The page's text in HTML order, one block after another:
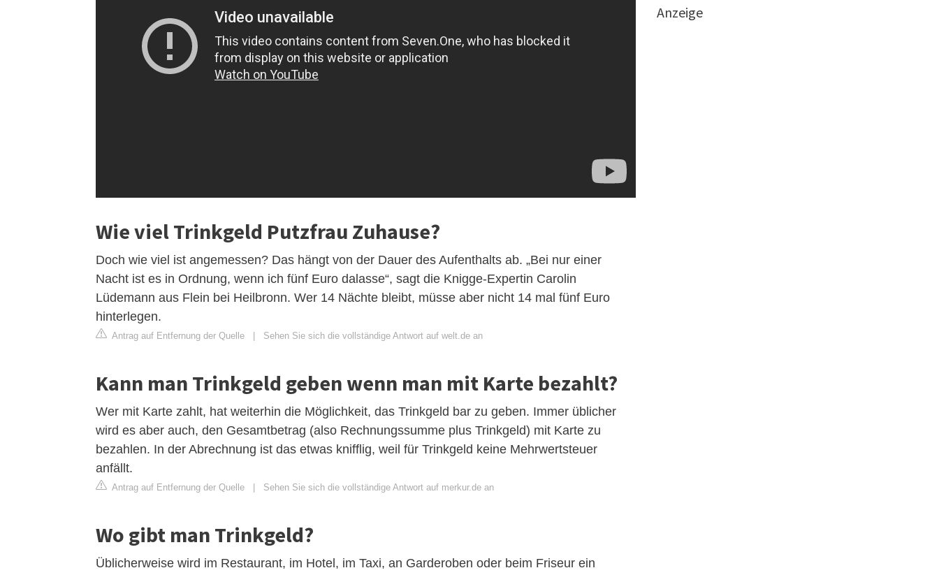
Wie viel Trinkgeld Putzfrau Zuhause?
Doch wie viel ist angemessen? Das hängt von der Dauer des Aufenthalts ab. „Bei nur einer
Nacht ist es in Ordnung, wenn ich fünf Euro dalasse“, sagt die Knigge-Expertin Carolin
Lüdemann aus Flein bei Heilbronn. Wer 14 Nächte bleibt, müsse aber nicht 14 mal fünf Euro
hinterlegen.
Antrag auf Entfernung der Quelle | Sehen Sie sich die vollständige Antwort auf welt.de an
Kann man Trinkgeld geben wenn man mit Karte bezahlt?
Wer mit Karte zahlt, hat weiterhin die Möglichkeit, das Trinkgeld bar zu geben. Immer üblicher
wird es aber auch, den Gesamtbetrag (also Rechnungssumme plus Trinkgeld) mit Karte zu
bezahlen. In der Abrechnung ist das etwas knifflig, weil für Trinkgeld keine Mehrwertsteuer
anfällt.
Antrag auf Entfernung der Quelle | Sehen Sie sich die vollständige Antwort auf merkur.de an
Wo gibt man Trinkgeld?
Üblicherweise wird im Restaurant, im Hotel, im Taxi, an Garderoben oder beim Friseur ein
Anzeige